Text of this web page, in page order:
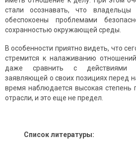
стали осознавать, что владельцы
обеспокоены проблемами
сохранностью окружающей среды.
В особенности приятно видеть, что
стремится к налаживанию
даже сравнить с действиями
заявляющей о своих позициях перед
время наблюдается высокая степень
отрасли, и это еще не предел.
Список литературы: